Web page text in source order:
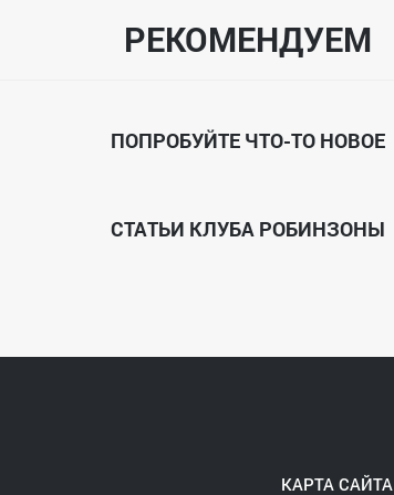
РЕКОМЕНДУЕМ
ПОПРОБУЙТЕ ЧТО-ТО НОВОЕ
СТАТЬИ КЛУБА РОБИНЗОНЫ
КАРТА САЙТА